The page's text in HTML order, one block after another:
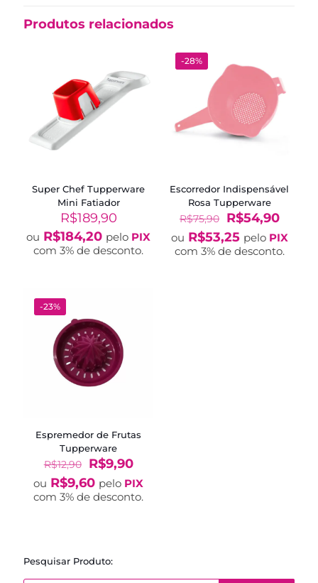
Produtos relacionados
Super Chef Tupperware
Mini Fatiador
R$189,90
ou R$184,20 pelo PIX
com 3% de desconto.
-28%
Escorredor Indispensável
Rosa Tupperware
R$75,90
O
preço
original
era:
R$54,90O
preço
atual
é:
ou R$53,25 pelo PIX
com 3% de desconto.
-23%
Espremedor de Frutas
Tupperware
R$12,90
O
preço
original
era:
R$9,90O
preço
atual
é:
ou R$9,60 pelo PIX
com 3% de desconto.
Pesquisar Produto: